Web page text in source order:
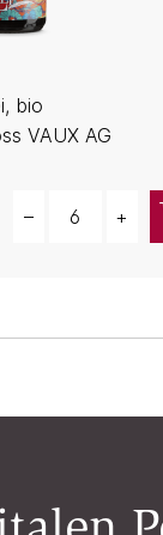
bio
VAUX AG
– +